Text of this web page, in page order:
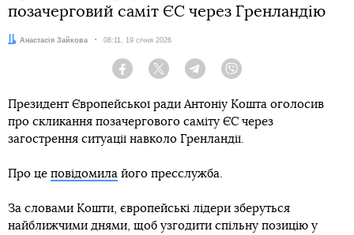
позачерговий саміт ЄС через Гренландію
Автор:
Анастасія Зайкова Дата:
08:11, 19 січня 2026
Facebook Twitter Telegram
Президент Європейської ради Антоніу Кошта оголосив
про скликання позачергового саміту ЄС через
загострення ситуації навколо Гренландії.
Про це повідомила його пресслужба.
За словами Кошти, європейські лідери зберуться
найближчими днями, щоб узгодити спільну позицію у